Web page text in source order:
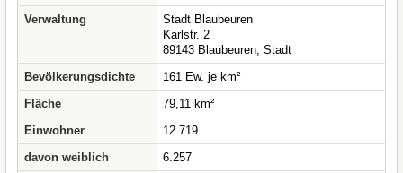
Verwaltung
Stadt Blaubeuren
Karlstr. 2
89143 Blaubeuren, Stadt
Bevölkerungsdichte
161 Ew. je km²
Fläche
79,11 km²
Einwohner
12.719
davon weiblich
6.257